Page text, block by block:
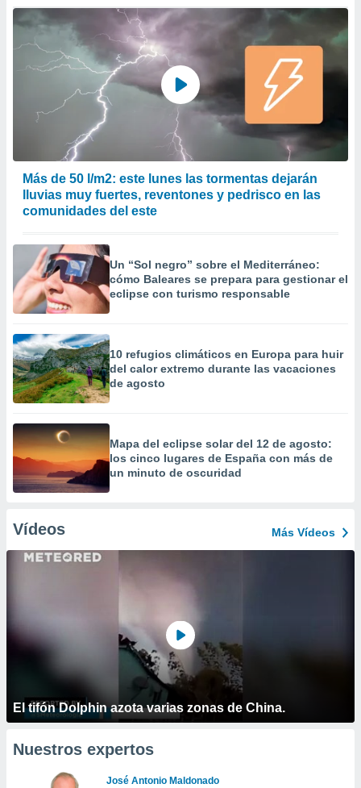
Más de 50 l/m2: este lunes las tormentas dejarán
lluvias muy fuertes, reventones y pedrisco en las
comunidades del este
Un “Sol negro” sobre el Mediterráneo:
cómo Baleares se prepara para gestionar el
eclipse con turismo responsable
10 refugios climáticos en Europa para huir
del calor extremo durante las vacaciones
de agosto
Mapa del eclipse solar del 12 de agosto:
los cinco lugares de España con más de
un minuto de oscuridad
Vídeos Más Vídeos
El tifón Dolphin azota varias zonas de China.
Nuestros expertos
José Antonio Maldonado